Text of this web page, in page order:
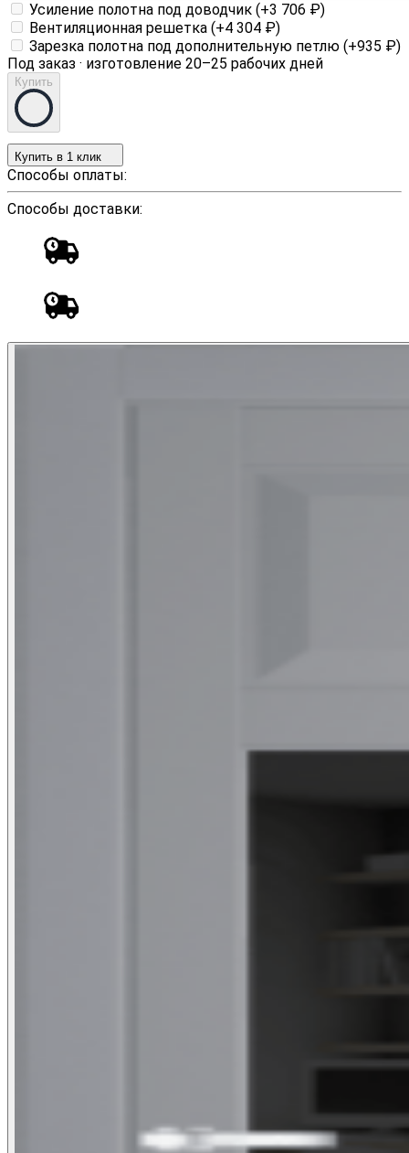
Усиление полотна под доводчик (+3 706 ₽)
Вентиляционная решетка (+4 304 ₽)
Зарезка полотна под дополнительную петлю (+935 ₽)
Под заказ · изготовление 20–25 рабочих дней
Купить
Купить в 1 клик
Способы оплаты:
Способы доставки: